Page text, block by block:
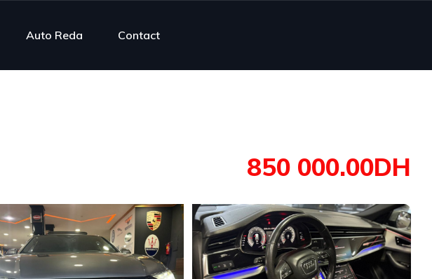
Auto Reda Contact
850 000.00DH